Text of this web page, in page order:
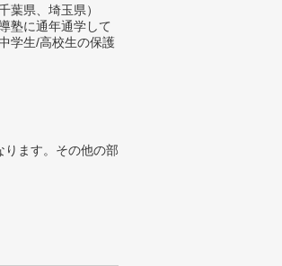
葉県、埼玉県）
塾に通年通学して
学生/高校生の保護
ます。その他の部